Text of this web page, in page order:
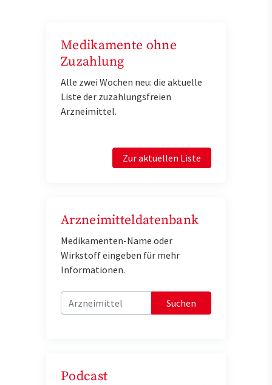
Medikamente ohne
Zuzahlung
Alle zwei Wochen neu: die aktuelle
Liste der zuzahlungsfreien
Arzneimittel.
Zur aktuellen Liste
Arzneimitteldatenbank
Medikamenten-Name oder
Wirkstoff eingeben für mehr
Informationen.
Suchen
Podcast